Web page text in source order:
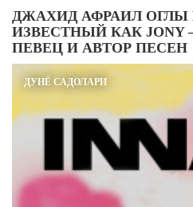
ДЖАХИД АФРАИЛ ОГЛЫ
ИЗВЕСТНЫЙ КАК
ПЕВЕЦ И АВТОР ПЕСЕН
ДУНЁ САДОЛАРИ